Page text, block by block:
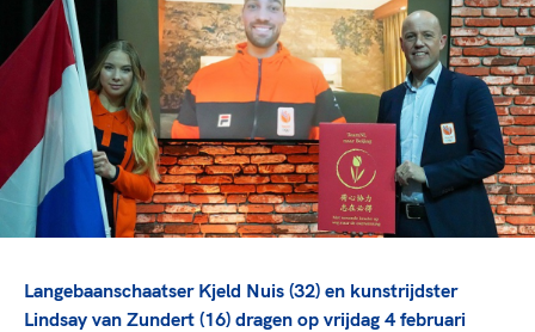
Sportonderzoek
Sportakkoord II
Game Changer
TeamNL kids
Olympische geschiedenis
Nieuwspagina
Veilige en integere sport
Diversiteit en inclusie
Gezonde sportomgeving
Duurzaamheid
Bekwaam sportkader
Vitale clubs en bestuurlijk kader
Clubacties
TeamNL Academie Kalender
Kennisaanbod TeamNL Experts
TeamNL Sport Science Centre
Olympische Spelen LA28
Europese Spelen Istanbul 2027
Langebaanschaatser Kjeld Nuis (32) en kunstrijdster
Lindsay van Zundert (16) dragen op vrijdag 4 februari